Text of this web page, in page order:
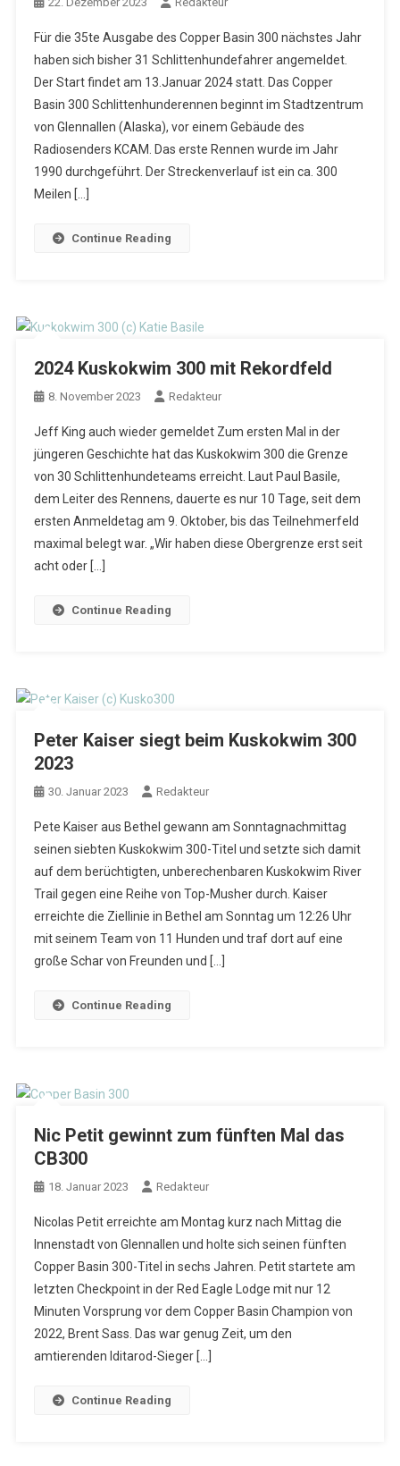
Für die 35te Ausgabe des Copper Basin 300 nächstes Jahr
haben sich bisher 31 Schlittenhundefahrer angemeldet.
Der Start findet am 13.Januar 2024 statt. Das Copper
Basin 300 Schlittenhunderennen beginnt im Stadtzentrum
von Glennallen (Alaska), vor einem Gebäude des
Radiosenders KCAM. Das erste Rennen wurde im Jahr
1990 durchgeführt. Der Streckenverlauf ist ein ca. 300
Meilen […]
Continue Reading
2024 Kuskokwim 300 mit Rekordfeld
8. November 2023 Redakteur
Jeff King auch wieder gemeldet Zum ersten Mal in der
jüngeren Geschichte hat das Kuskokwim 300 die Grenze
von 30 Schlittenhundeteams erreicht. Laut Paul Basile,
dem Leiter des Rennens, dauerte es nur 10 Tage, seit dem
ersten Anmeldetag am 9. Oktober, bis das Teilnehmerfeld
maximal belegt war. „Wir haben diese Obergrenze erst seit
acht oder […]
Continue Reading
Peter Kaiser siegt beim Kuskokwim 300
2023
30. Januar 2023 Redakteur
Pete Kaiser aus Bethel gewann am Sonntagnachmittag
seinen siebten Kuskokwim 300-Titel und setzte sich damit
auf dem berüchtigten, unberechenbaren Kuskokwim River
Trail gegen eine Reihe von Top-Musher durch. Kaiser
erreichte die Ziellinie in Bethel am Sonntag um 12:26 Uhr
mit seinem Team von 11 Hunden und traf dort auf eine
große Schar von Freunden und […]
Continue Reading
Nic Petit gewinnt zum fünften Mal das
CB300
18. Januar 2023 Redakteur
Nicolas Petit erreichte am Montag kurz nach Mittag die
Innenstadt von Glennallen und holte sich seinen fünften
Copper Basin 300-Titel in sechs Jahren. Petit startete am
letzten Checkpoint in der Red Eagle Lodge mit nur 12
Minuten Vorsprung vor dem Copper Basin Champion von
2022, Brent Sass. Das war genug Zeit, um den
amtierenden Iditarod-Sieger […]
Continue Reading